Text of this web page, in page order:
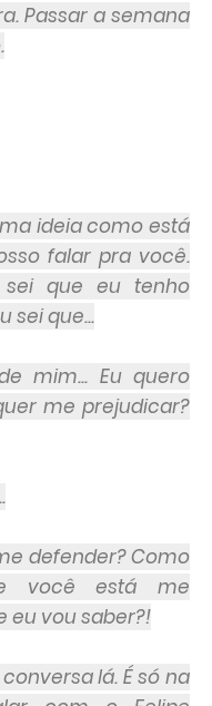
Passar a semana
ideia como está
falar pra você.
que eu tenho
sei que...
mim... Eu quero
me prejudicar?
defender? Como
você está me
eu vou saber?!
lá. É só na